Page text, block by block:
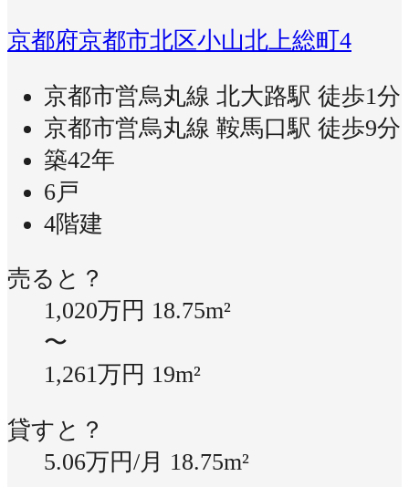
京都府京都市北区小山北上総町4
京都市営烏丸線 北大路駅 徒歩1分
京都市営烏丸線 鞍馬口駅 徒歩9分
築42年
6戸
4階建
売ると？
1,020万円 18.75m²
〜
1,261万円 19m²
貸すと？
5.06万円/月 18.75m²